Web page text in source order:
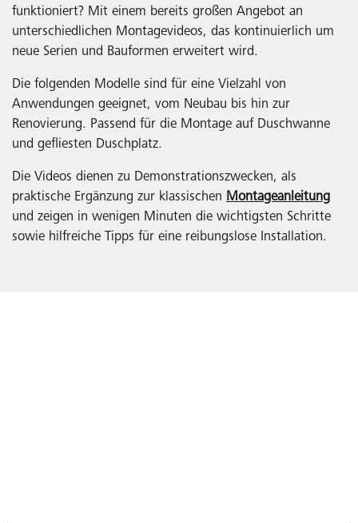
funktioniert? Mit einem bereits großen Angebot an
unterschiedlichen Montagevideos, das kontinuierlich um
neue Serien und Bauformen erweitert wird.
Die folgenden Modelle sind für eine Vielzahl von
Anwendungen geeignet, vom Neubau bis hin zur
Renovierung. Passend für die Montage auf Duschwanne
und gefliesten Duschplatz.
Die Videos dienen zu Demonstrationszwecken, als
praktische Ergänzung zur klassischen Montageanleitung
und zeigen in wenigen Minuten die wichtigsten Schritte
sowie hilfreiche Tipps für eine reibungslose Installation.